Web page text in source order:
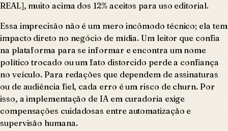
REAL], muito acima dos 12% aceitos para uso editorial.
Essa imprecisão não é um mero incômodo técnico; ela tem
impacto direto no negócio de mídia. Um leitor que confia
na plataforma para se informar e encontra um nome
político trocado ou um fato distorcido perde a confiança
no veículo. Para redações que dependem de assinaturas
ou de audiência fiel, cada erro é um risco de churn. Por
isso, a implementação de IA em curadoria exige
compensações cuidadosas entre automatização e
supervisão humana.